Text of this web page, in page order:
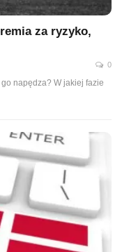
za ryzyko,
0
go napędza? W jakiej fazie